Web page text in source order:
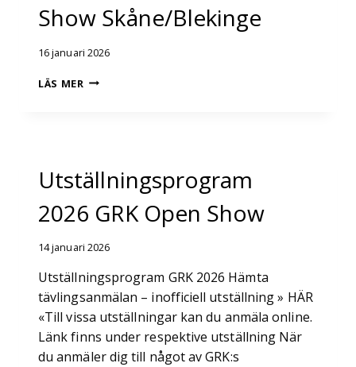
Show Skåne/Blekinge
16 januari 2026
LÄS MER ANMÄLAN
Utställningsprogram
2026 GRK Open Show
14 januari 2026
Utställningsprogram GRK 2026 Hämta
tävlingsanmälan – inofficiell utställning » HÄR
«Till vissa utställningar kan du anmäla online.
Länk finns under respektive utställning När
du anmäler dig till något av GRK:s